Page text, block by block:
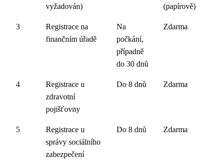
vyžadován)
(papírově)
3
Registrace na
finančním úřadě
Na
počkání,
případně
do 30 dnů
Zdarma
4
Registrace u
zdravotní
pojišťovny
Do 8 dnů Zdarma
5
Registrace u
správy sociálního
zabezpečení
Do 8 dnů Zdarma